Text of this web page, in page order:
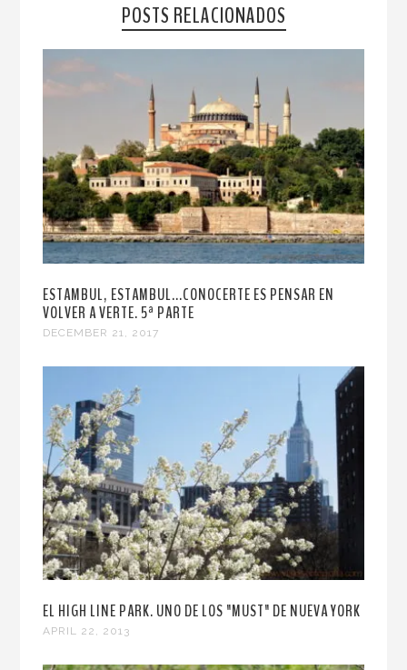
POSTS RELACIONADOS
ESTAMBUL, ESTAMBUL...CONOCERTE ES PENSAR EN
VOLVER A VERTE. 5ª PARTE
DECEMBER 21, 2017
EL HIGH LINE PARK. UNO DE LOS "MUST" DE NUEVA YORK
APRIL 22, 2013